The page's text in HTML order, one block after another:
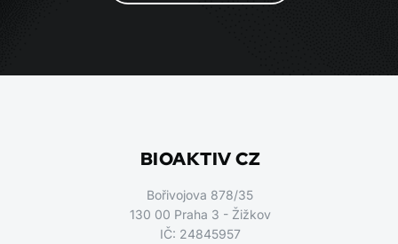
BIOAKTIV CZ
Bořivojova 878/35
130 00 Praha 3 - Žižkov
IČ: 24845957